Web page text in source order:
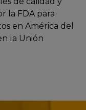
la FDA para
en América del
la Unión